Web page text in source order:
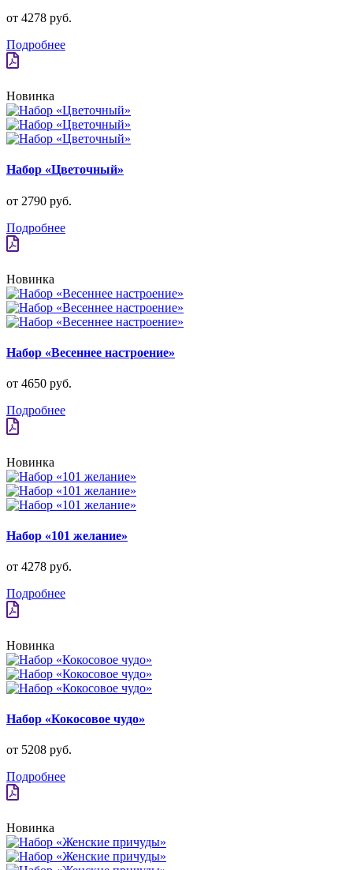
от 4278 руб.
Подробнее
Новинка
Набор «Цветочный»
от 2790 руб.
Подробнее
Новинка
Набор «Весеннее настроение»
от 4650 руб.
Подробнее
Новинка
Набор «101 желание»
от 4278 руб.
Подробнее
Новинка
Набор «Кокосовое чудо»
от 5208 руб.
Подробнее
Новинка